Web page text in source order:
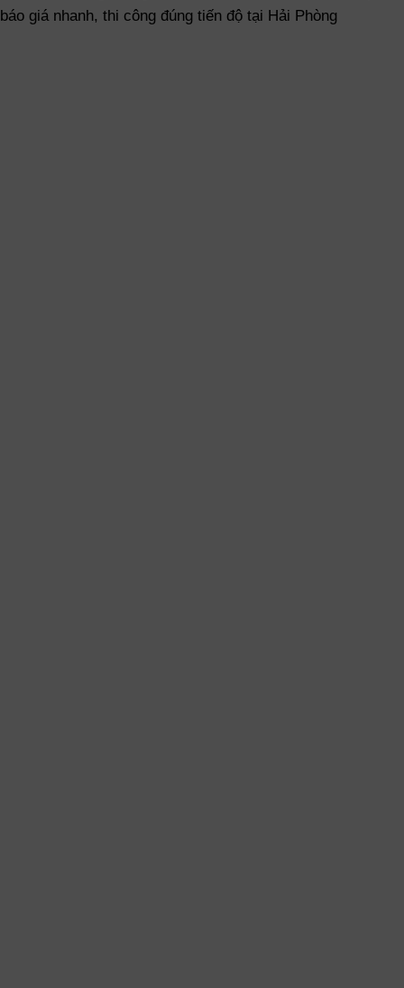
báo giá nhanh, thi công đúng tiến độ tại Hải Phòng